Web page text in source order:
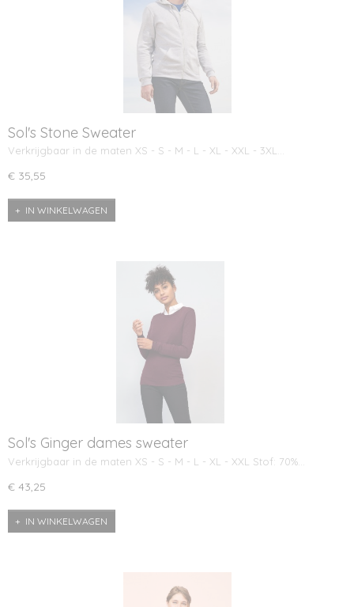
Sol's Stone Sweater
Verkrijgbaar in de maten XS - S - M - L - XL - XXL - 3XL…
€ 35,55
IN WINKELWAGEN
Sol's Ginger dames sweater
Verkrijgbaar in de maten XS - S - M - L - XL - XXL Stof: 70%…
€ 43,25
IN WINKELWAGEN